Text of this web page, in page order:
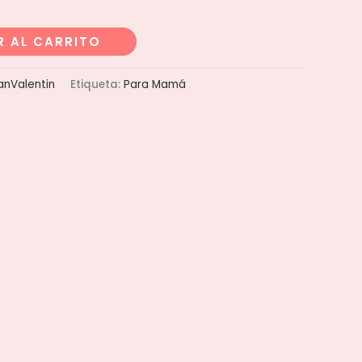
AL CARRITO
Etiqueta: Para Mamá